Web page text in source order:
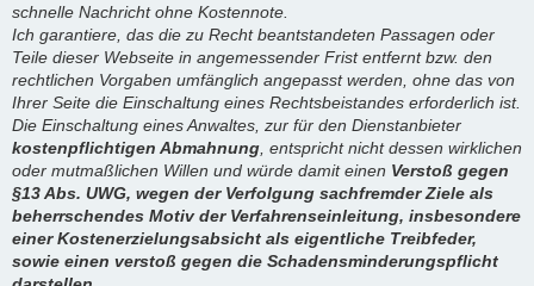
schnelle Nachricht ohne Kostennote.
Ich garantiere, das die zu Recht beantstandeten Passagen oder
Teile dieser Webseite in angemessender Frist entfernt bzw. den
rechtlichen Vorgaben umfänglich angepasst werden, ohne das von
Ihrer Seite die Einschaltung eines Rechtsbeistandes erforderlich ist.
Die Einschaltung eines Anwaltes, zur für den Dienstanbieter
kostenpflichtigen Abmahnung , entspricht nicht dessen wirklichen
oder mutmaßlichen Willen und würde damit einen Verstoß gegen
§13 Abs. UWG, wegen der Verfolgung sachfremder Ziele als
beherrschendes Motiv der Verfahrenseinleitung, insbesondere
einer Kostenerzielungsabsicht als eigentliche Treibfeder,
sowie einen verstoß gegen die Schadensminderungspflicht